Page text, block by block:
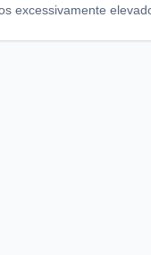
excessivamente